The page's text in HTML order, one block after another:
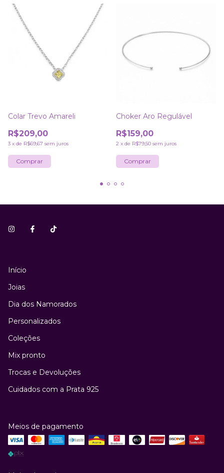
Colar Trevo Amareli
R$209,00
3 x de R$69,67 sem juros
Choker Aro Regulável
R$159,00
2 x de R$79,50 sem juros
Início
Joias
Dia dos Namorados
Personalizados
Coleções
Mix pronto
Trocas e Devoluções
Cuidados com a Prata 925
Meios de pagamento